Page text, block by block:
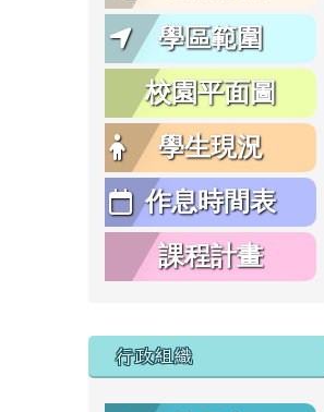
學區範圍
校園平面圖
學生現況
作息時間表
課程計畫
行政組織